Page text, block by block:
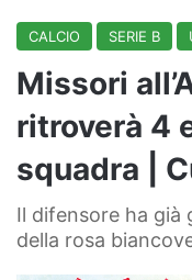
CALCIO SERIE B
Missori
ritroverà 4
squadra |
Il difensore ha già
della rosa